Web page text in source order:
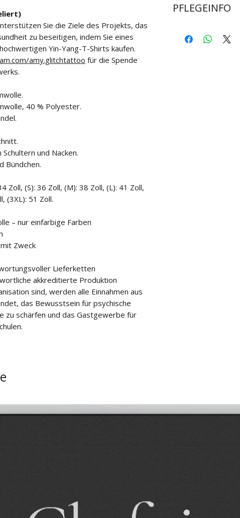
Sie die Ziele des Projekts, das
zu beseitigen, indem Sie eines
Yin-Yang-T-Shirts kaufen.
amy.glitchtattoo für die Spende
40 % Polyester.
und Nacken.
Bündchen.
Zoll, (S): 36 Zoll, (M): 38 Zoll, (L): 41 Zoll,
(3XL): 51 Zoll.
– nur einfarbige Farben
Zweck
Lieferketten
akkreditierte Produktion
sind, werden alle Einnahmen aus
das Bewusstsein für psychische
zu schärfen und das Gastgewerbe für
Large
2XL
3XL
Die
PFLEGEINFO
Nicht bleichen